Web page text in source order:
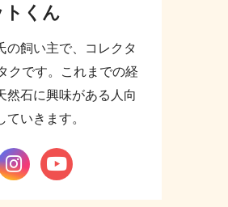
トくん
の飼い主で、コレクタ
クです。これまでの経
然石に興味がある人向
いきます。